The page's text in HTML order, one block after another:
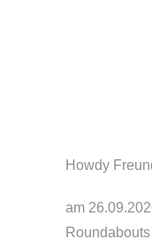
Howdy
am